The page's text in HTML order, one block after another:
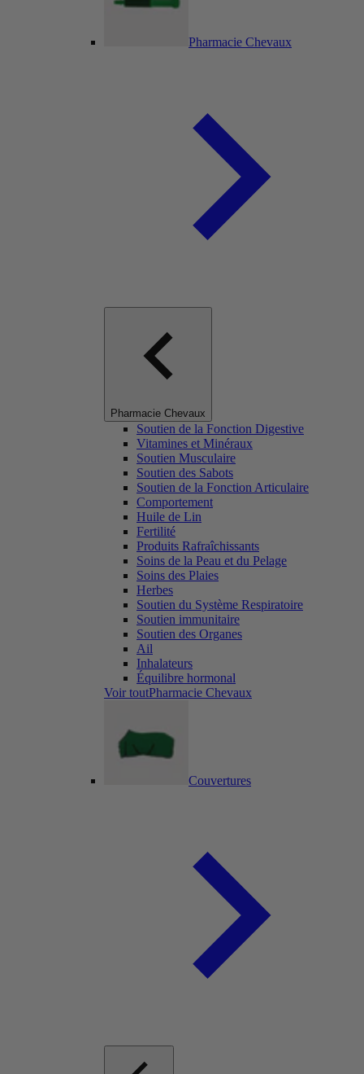
Pharmacie Chevaux
Pharmacie Chevaux
Soutien de la Fonction Digestive
Vitamines et Minéraux
Soutien Musculaire
Soutien des Sabots
Soutien de la Fonction Articulaire
Comportement
Huile de Lin
Fertilité
Produits Rafraîchissants
Soins de la Peau et du Pelage
Soins des Plaies
Herbes
Soutien du Système Respiratoire
Soutien immunitaire
Soutien des Organes
Ail
Inhalateurs
Équilibre hormonal
Voir toutPharmacie Chevaux
Couvertures